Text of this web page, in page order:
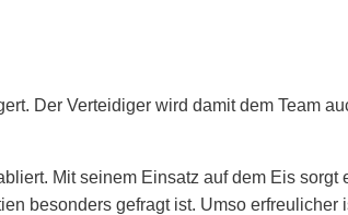
Der Verteidiger wird damit dem Team
Mit seinem Einsatz auf dem Eis sorgt
besonders gefragt ist. Umso erfreulicher